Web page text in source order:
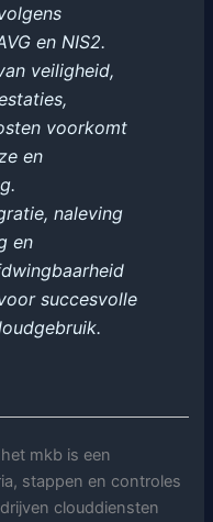
en NIS2.
veiligheid,
voorkomt
en
naleving
en
succesvolle
mkb is een
stappen en controles
clouddiensten